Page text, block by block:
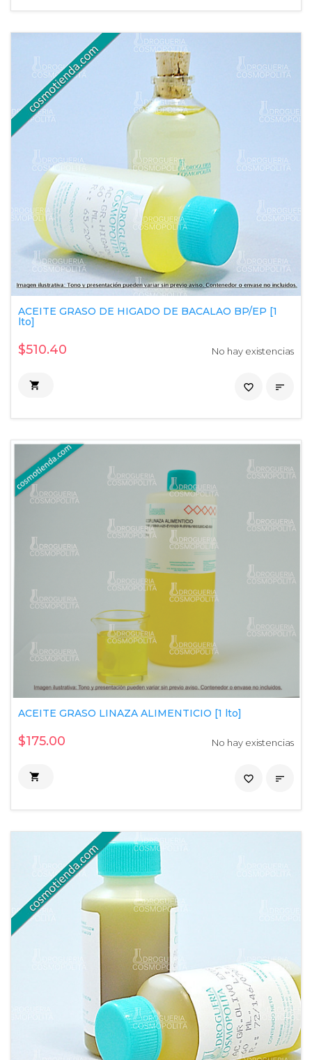
ACEITE GRASO DE HIGADO DE BACALAO BP/EP [1
lto]
$510.40 No hay existencias
 
favorite_border
ACEITE GRASO LINAZA ALIMENTICIO [1 lto]
$175.00 No hay existencias
 
favorite_border